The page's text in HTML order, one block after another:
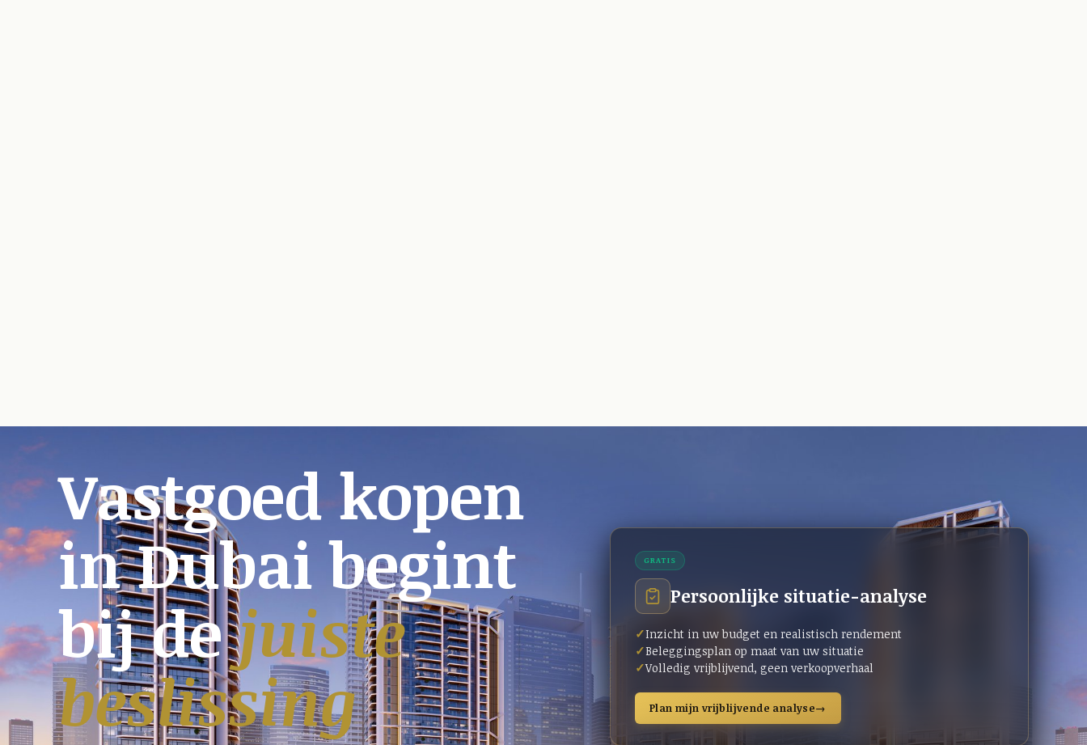
Vastgoed kopen
in Dubai begint
bij dejuiste
beslissing
GRATIS
Persoonlijke situatie-analyse
Inzicht in uw budget en realistisch rendement
Beleggingsplan op maat van uw situatie
Volledig vrijblijvend, geen verkoopverhaal
Plan mijn vrijblijvende analyse→